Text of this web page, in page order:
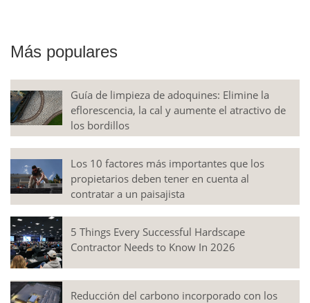
Más populares
Guía de limpieza de adoquines: Elimine la
eflorescencia, la cal y aumente el atractivo de
los bordillos
Los 10 factores más importantes que los
propietarios deben tener en cuenta al
contratar a un paisajista
5 Things Every Successful Hardscape
Contractor Needs to Know In 2026
Reducción del carbono incorporado con los